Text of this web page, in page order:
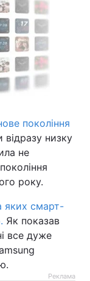
покоління
низку
не
року.
яких смарт-
Як показав
все дуже
Реклама